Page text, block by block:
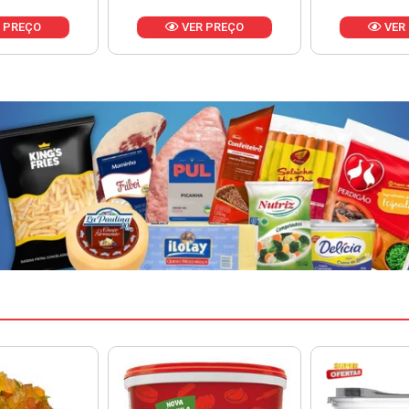
PREÇO VER PREÇO VER